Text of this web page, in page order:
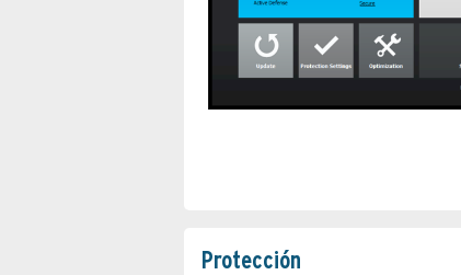
Protección